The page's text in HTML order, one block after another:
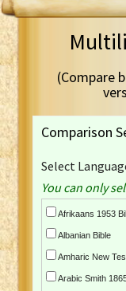
(Compare
Comparison
Select
You can only
Afrikaans 1953
Albanian Bible
Amharic New
Arabic Smith